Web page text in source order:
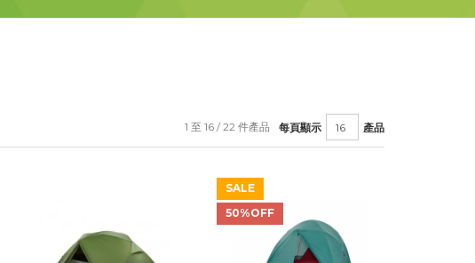
每頁顯示 產品
1 至 16 / 22 件產品
SALE
50%OFF